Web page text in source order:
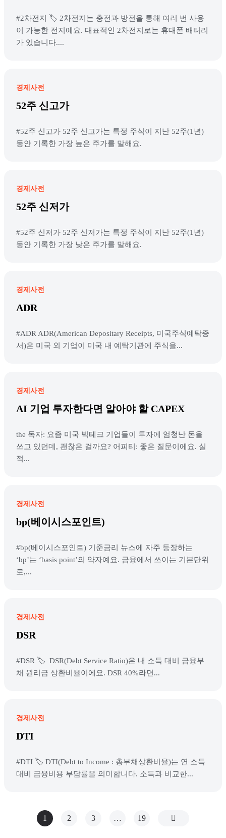
#2차전지 🏷️ 2차전지는 충전과 방전을 통해 여러 번 사용
이 가능한 전지예요. 대표적인 2차전지로는 휴대폰 배터리
가 있습니다....
경제사전
52주 신고가
#52주 신고가 52주 신고가는 특정 주식이 지난 52주(1년)
동안 기록한 가장 높은 주가를 말해요.
경제사전
52주 신저가
#52주 신저가 52주 신저가는 특정 주식이 지난 52주(1년)
동안 기록한 가장 낮은 주가를 말해요.
경제사전
ADR
#ADR ADR(American Depositary Receipts, 미국주식예탁증
서)은 미국 외 기업이 미국 내 예탁기관에 주식을...
경제사전
AI 기업 투자한다면 알아야 할 CAPEX
the 독자: 요즘 미국 빅테크 기업들이 투자에 엄청난 돈을
쓰고 있던데, 괜찮은 걸까요? 어피티: 좋은 질문이에요. 실
적...
경제사전
bp(베이시스포인트)
#bp(베이시스포인트) 기준금리 뉴스에 자주 등장하는
‘bp’는 ‘basis point’의 약자예요. 금융에서 쓰이는 기본단위
로,...
경제사전
DSR
#DSR 🏷️ DSR(Debt Service Ratio)은 내 소득 대비 금융부
채 원리금 상환비율이에요. DSR 40%라면...
경제사전
DTI
#DTI 🏷️ DTI(Debt to Income : 총부채상환비율)는 연 소득
대비 금융비용 부담률을 의미합니다. 소득과 비교한...
1 2 3 … 19